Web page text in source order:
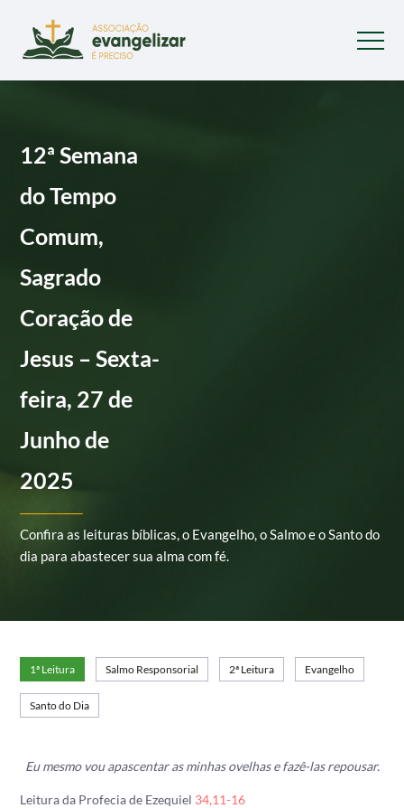
12ª Semana
do Tempo
Comum,
Sagrado
Coração de
Jesus – Sexta-
feira, 27 de
Junho de
2025
Confira as leituras bíblicas, o Evangelho, o Salmo e o Santo do
dia para abastecer sua alma com fé.
1ª Leitura Salmo Responsorial 2ª Leitura Evangelho
Santo do Dia
Eu mesmo vou apascentar as minhas ovelhase fazê-las repousar.
Leitura da Profecia de Ezequiel 34,11-16